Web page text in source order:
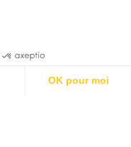
OK pour moi